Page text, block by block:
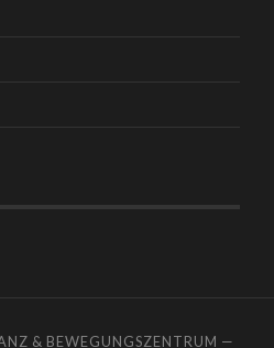
& BEWEGUNGSZENTRUM —